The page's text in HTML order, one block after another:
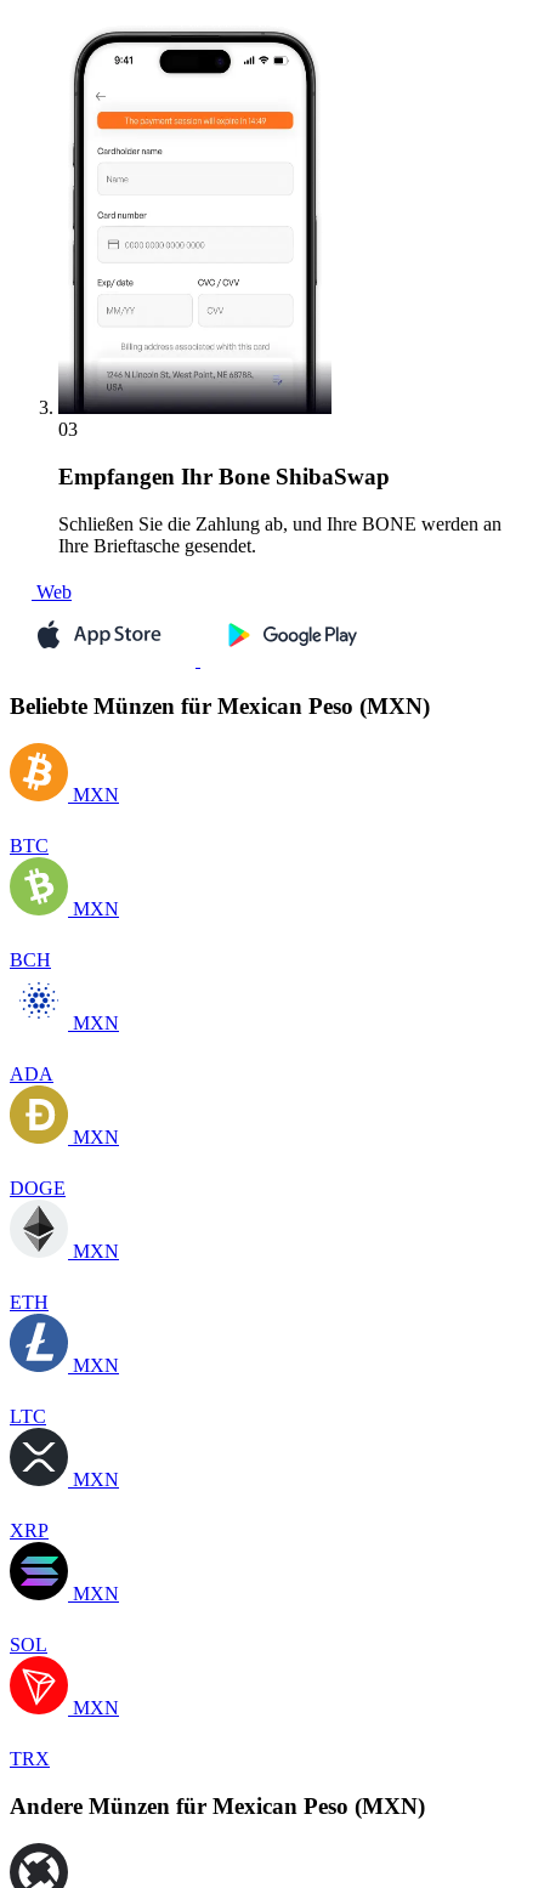
03
Empfangen Ihr Bone ShibaSwap
Schließen Sie die Zahlung ab, und Ihre BONE werden an
Ihre Brieftasche gesendet.
Web
Beliebte Münzen für Mexican Peso (MXN)
MXN
BTC
MXN
BCH
MXN
ADA
MXN
DOGE
MXN
ETH
MXN
LTC
MXN
XRP
MXN
SOL
MXN
TRX
Andere Münzen für Mexican Peso (MXN)